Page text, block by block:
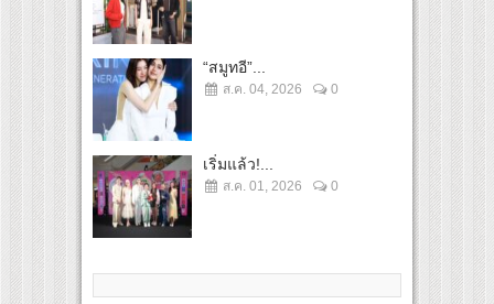
“สมูทอี”...
ส.ค. 04, 2026 0
เริ่มแล้ว!...
ส.ค. 01, 2026 0